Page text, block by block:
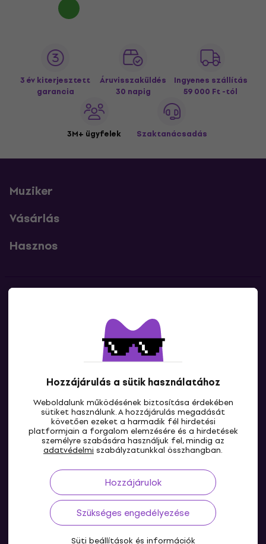
Hozzájárulás a sütik használatához
Weboldalunk működésének biztosítása érdekében
sütiket használunk. A hozzájárulás megadását
követően ezeket a harmadik fél hirdetési
platformjain a forgalom elemzésére és a hirdetések
személyre szabására használjuk fel, mindig az
adatvédelmi szabályzatunkkal összhangban.
Hozzájárulok
Szükséges engedélyezése
Süti beállítások és információk
3 év kiterjesztett
garancia
Áruvisszaküldés
30 napig
Ingyenes szállítás
59 000 Ft -tól
3M+ ügyfelek Szaktanácsadás
Muziker
Vásárlás
Hasznos
Lépj kapcsolatba velünk
HU